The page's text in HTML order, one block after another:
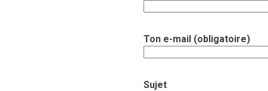
Ton e-mail (obligatoire)
Sujet